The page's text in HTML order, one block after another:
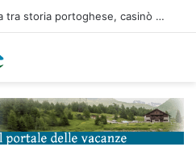
Macao: la guida completa tra storia portoghese, casinò futuristici e cucina unica d’Asia